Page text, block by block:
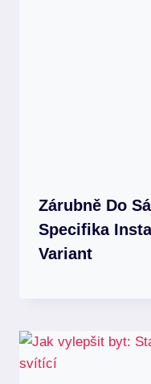
Zárubně Do
Specifika
Variant